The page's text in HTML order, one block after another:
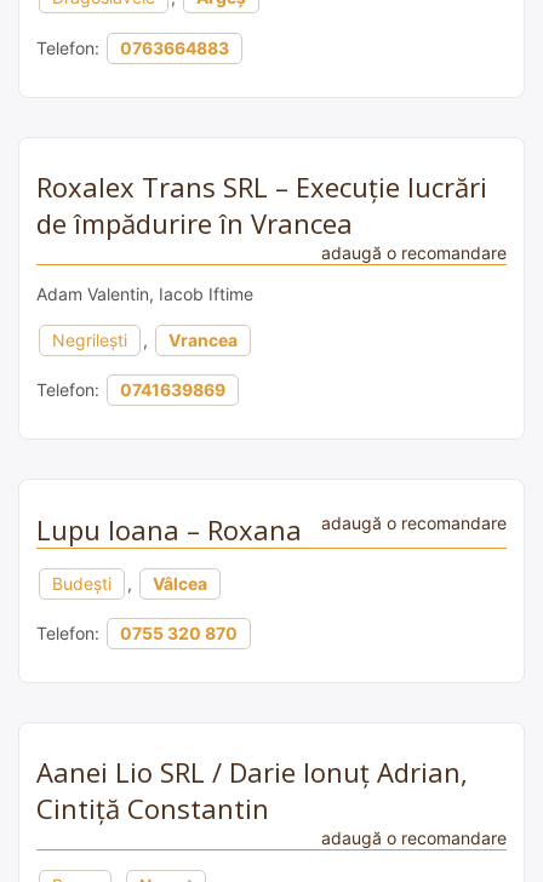
Telefon: 0763664883
Roxalex Trans SRL – Execuție lucrări
de împădurire în Vrancea
adaugă o recomandare
Adam Valentin, Iacob Iftime
Negrilești , Vrancea
Telefon: 0741639869
Lupu Ioana – Roxana adaugă o recomandare
Budești , Vâlcea
Telefon: 0755 320 870
Aanei Lio SRL / Darie Ionuț Adrian,
Cintiță Constantin
adaugă o recomandare